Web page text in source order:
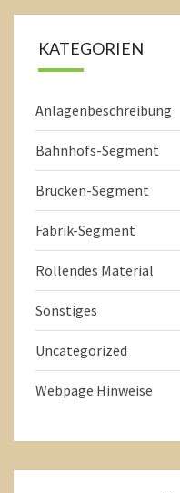
KATEGORIEN
Anlagenbeschreibung
Bahnhofs-Segment
Brücken-Segment
Fabrik-Segment
Rollendes Material
Sonstiges
Uncategorized
Webpage Hinweise